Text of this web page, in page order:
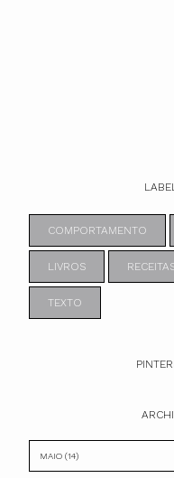
COMPORTAMENTO
LIVROS
TEXTO